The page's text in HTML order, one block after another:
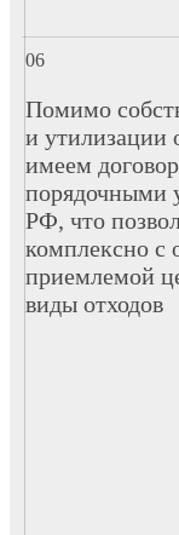
Помимо
и утилизации
имеем
порядочными
РФ, что
комплексно с
приемлемой
виды отходов